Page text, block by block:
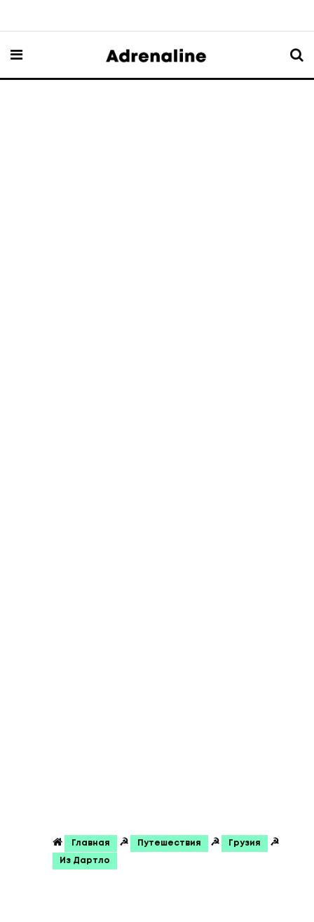
Главная ☭ Путешествия ☭ Грузия ☭
Из Дартло